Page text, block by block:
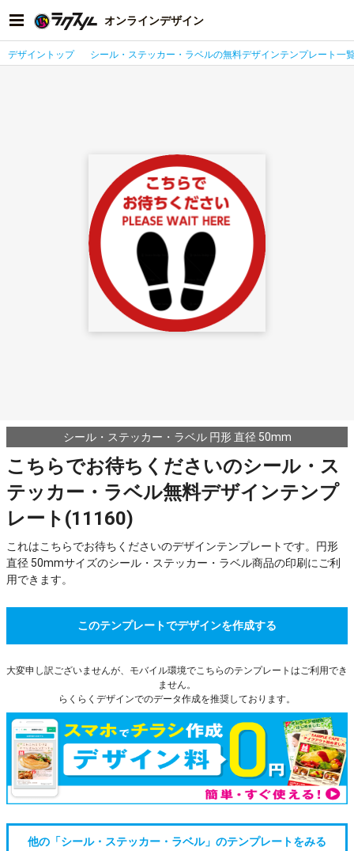
オンラインデザイン
デザイントップ シール・ステッカー・ラベルの無料デザインテンプレート一
シール・ステッカー・ラベル 円形 直径 50mm
こちらでお待ちくださいのシール・ス
テッカー・ラベル無料デザインテンプ
レート(11160)
これはこちらでお待ちくださいのデザインテンプレートです。円形
直径 50mmサイズのシール・ステッカー・ラベル商品の印刷にご利
用できます。
このテンプレートでデザインを作成する
大変申し訳ございませんが、モバイル環境でこちらのテンプレートはご利用でき
ません。
らくらくデザインでのデータ作成を推奨しております。
他の「シール・ステッカー・ラベル」のテンプレートをみる